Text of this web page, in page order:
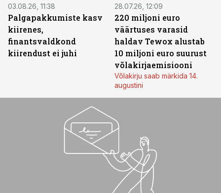
03.08.26, 11:38
Palgapakkumiste kasv
kiirenes,
finantsvaldkond
kiirendust ei juhi
28.07.26, 12:09
220 miljoni euro
väärtuses varasid
haldav Tewox alustab
10 miljoni euro suurust
võlakirjaemisiooni
Võlakirju saab märkida 14.
augustini